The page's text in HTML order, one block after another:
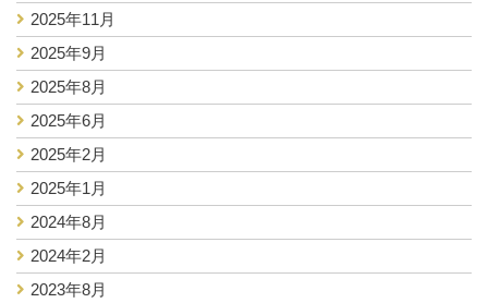
2025年11月
2025年9月
2025年8月
2025年6月
2025年2月
2025年1月
2024年8月
2024年2月
2023年8月